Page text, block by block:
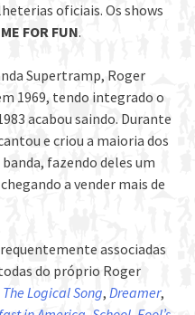
oficiais. Os shows
FOR FUN.
Supertramp, Roger
1969, tendo integrado o
acabou saindo. Durante
e criou a maioria dos
fazendo deles um
a vender mais de
associadas
do próprio Roger
The Logical Song, Dreamer,